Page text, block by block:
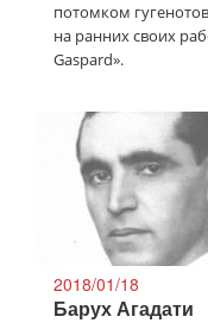
потомком
на ранних своих
Gaspard».
2018/01/18
Барух Агадати